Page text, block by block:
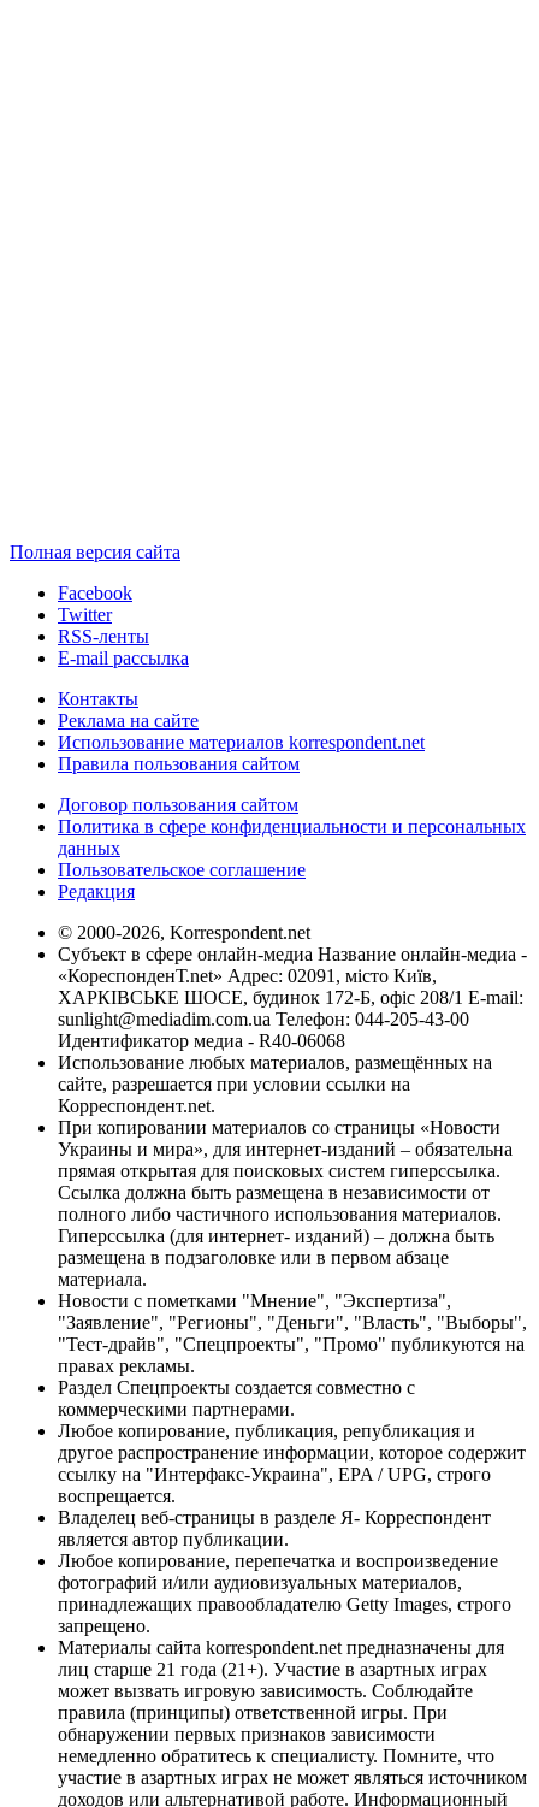
Полная версия сайта
Facebook
Twitter
RSS-ленты
E-mail рассылка
Контакты
Реклама на сайте
Использование материалов korrespondent.net
Правила пользования сайтом
Договор пользования сайтом
Политика в сфере конфиденциальности и персональных
данных
Пользовательское соглашение
Редакция
© 2000-2026, Korrespondent.net
Субъект в сфере онлайн-медиа Название онлайн-медиа -
«КореспонденТ.net» Адрес: 02091, місто Київ,
ХАРКІВСЬКЕ ШОСЕ, будинок 172-Б, офіс 208/1 E-mail:
sunlight@mediadim.com.ua Телефон: 044-205-43-00
Идентификатор медиа - R40-06068
Использование любых материалов, размещённых на
сайте, разрешается при условии ссылки на
Корреспондент.net.
При копировании материалов со страницы «Новости
Украины и мира», для интернет-изданий – обязательна
прямая открытая для поисковых систем гиперссылка.
Ссылка должна быть размещена в независимости от
полного либо частичного использования материалов.
Гиперссылка (для интернет- изданий) – должна быть
размещена в подзаголовке или в первом абзаце
материала.
Новости с пометками "Мнение", "Экспертиза",
"Заявление", "Регионы", "Деньги", "Власть", "Выборы",
"Тест-драйв", "Спецпроекты", "Промо" публикуются на
правах рекламы.
Раздел Спецпроекты создается совместно с
коммерческими партнерами.
Любое копирование, публикация, републикация и
другое распространение информации, которое содержит
ссылку на "Интерфакс-Украина", EPA / UPG, строго
воспрещается.
Владелец веб-страницы в разделе Я- Корреспондент
является автор публикации.
Любое копирование, перепечатка и воспроизведение
фотографий и/или аудиовизуальных материалов,
принадлежащих правообладателю Getty Images, строго
запрещено.
Материалы сайта korrespondent.net предназначены для
лиц старше 21 года (21+). Участие в азартных играх
может вызвать игровую зависимость. Соблюдайте
правила (принципы) ответственной игры. При
обнаружении первых признаков зависимости
немедленно обратитесь к специалисту. Помните, что
участие в азартных играх не может являться источником
доходов или альтернативой работе. Информационный